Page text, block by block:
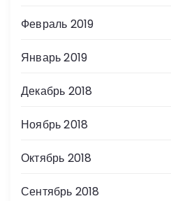
Февраль 2019
Январь 2019
Декабрь 2018
Ноябрь 2018
Октябрь 2018
Сентябрь 2018